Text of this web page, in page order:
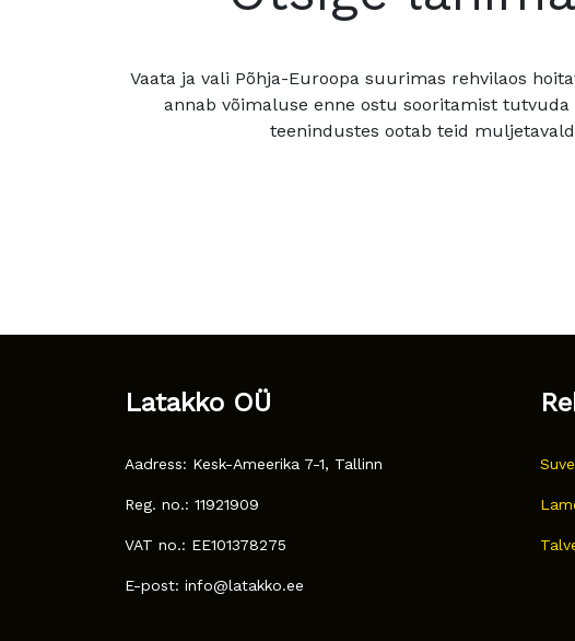
Vaata ja vali Põhja-Euroopa suurimas rehvilaos
annab võimaluse enne ostu sooritamist
teenindustes ootab teid
Latakko OÜ
Aadress: Kesk-Ameerika 7-1, Tallinn
Reg. no.: 11921909
VAT no.: EE101378275
E-post: info@latakko.ee